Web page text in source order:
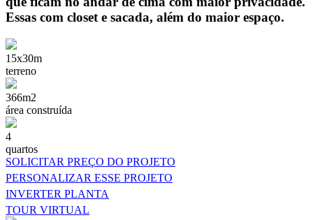
Essas com closet e sacada, além do maior espaço.
15x30m
terreno
366m2
área construída
4
quartos
SOLICITAR PREÇO DO PROJETO
PERSONALIZAR ESSE PROJETO
INVERTER PLANTA
TOUR VIRTUAL